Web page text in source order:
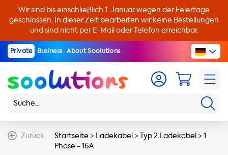
Wir sind bis einschließlich 1. Januar wegen der Feiertage
geschlossen. In dieser Zeit bearbeiten wir keine Bestellungen
und sind nicht per E-Mail oder Telefon erreichbar.
Private Business About Soolutions
Zurück Startseite > Ladekabel>Typ 2 Ladekabel>1
Phase - 16A